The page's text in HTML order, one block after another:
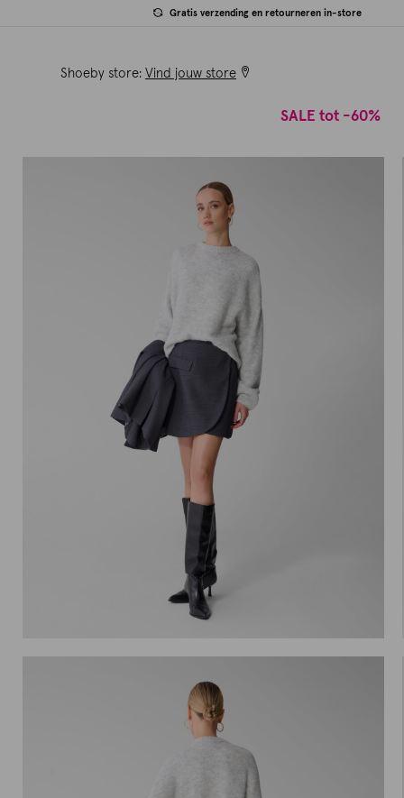
Gratis verzending en retourneren in-store
Shoeby store: Vind jouw store
SALE tot -60%